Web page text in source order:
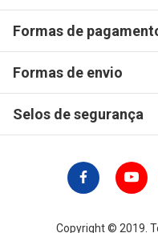
Formas de
Formas de envio
Selos de segurança
Copyright © 2019.